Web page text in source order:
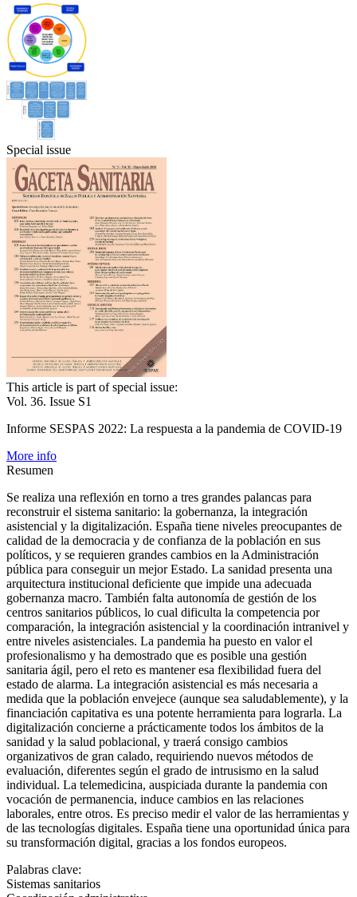
Special issue
This article is part of special issue:
Vol. 36. Issue S1
Informe SESPAS 2022: La respuesta a la pandemia de COVID-19
More info
Resumen
Se realiza una reflexión en torno a tres grandes palancas para
reconstruir el sistema sanitario: la gobernanza, la integración
asistencial y la digitalización. España tiene niveles preocupantes de
calidad de la democracia y de confianza de la población en sus
políticos, y se requieren grandes cambios en la Administración
pública para conseguir un mejor Estado. La sanidad presenta una
arquitectura institucional deficiente que impide una adecuada
gobernanza macro. También falta autonomía de gestión de los
centros sanitarios públicos, lo cual dificulta la competencia por
comparación, la integración asistencial y la coordinación intranivel y
entre niveles asistenciales. La pandemia ha puesto en valor el
profesionalismo y ha demostrado que es posible una gestión
sanitaria ágil, pero el reto es mantener esa flexibilidad fuera del
estado de alarma. La integración asistencial es más necesaria a
medida que la población envejece (aunque sea saludablemente), y la
financiación capitativa es una potente herramienta para lograrla. La
digitalización concierne a prácticamente todos los ámbitos de la
sanidad y la salud poblacional, y traerá consigo cambios
organizativos de gran calado, requiriendo nuevos métodos de
evaluación, diferentes según el grado de intrusismo en la salud
individual. La telemedicina, auspiciada durante la pandemia con
vocación de permanencia, induce cambios en las relaciones
laborales, entre otros. Es preciso medir el valor de las herramientas y
de las tecnologías digitales. España tiene una oportunidad única para
su transformación digital, gracias a los fondos europeos.
Palabras clave:
Sistemas sanitarios